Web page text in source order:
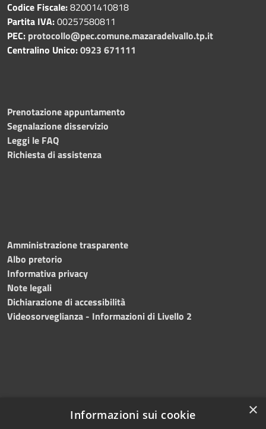
Codice Fiscale:82001410818
Partita IVA:00257580811
PEC: protocollo@pec.comune.mazaradelvallo.tp.it
Centralino Unico:0923 671111
Prenotazione appuntamento
Segnalazione disservizio
Leggi le FAQ
Richiesta di assistenza
Amministrazione trasparente
Albo pretorio
Informativa privacy
Note legali
Dichiarazione di accessibilità
Videosorveglianza - Informazioni di Livello 2
×
Informazioni sui cookie